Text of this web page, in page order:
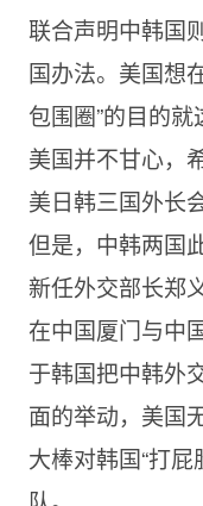
联合声明中韩国
国办法。美国想
包围圈”的目的就
美国并不甘心，
美日韩三国外长
但是，中韩两国
新任外交部长郑
在中国厦门与中
于韩国把中韩外
面的举动，美国
大棒对韩国“打